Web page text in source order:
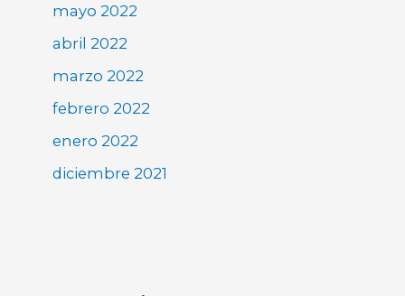
mayo 2022
abril 2022
marzo 2022
febrero 2022
enero 2022
diciembre 2021